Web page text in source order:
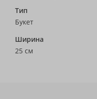
Тип
Букет
Ширина
25 см